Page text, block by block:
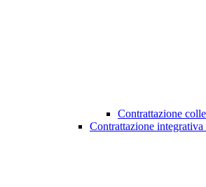
Contrattazione
Contrattazione integrativa